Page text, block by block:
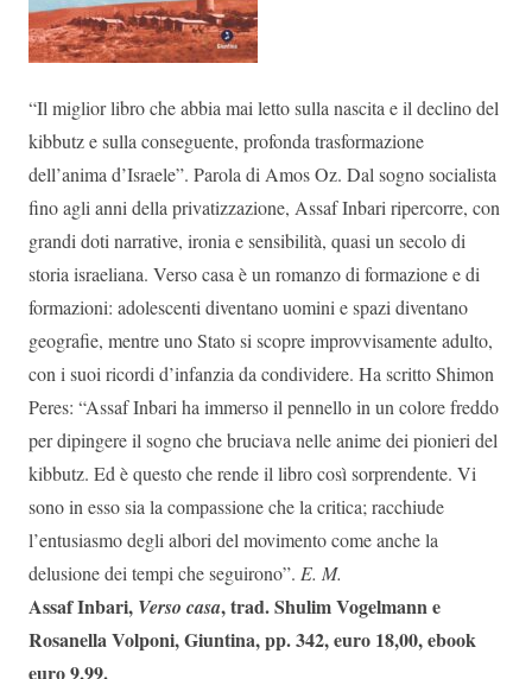
“Il miglior libro che abbia mai letto sulla nascita e il declino del
kibbutz e sulla conseguente, profonda trasformazione
dell’anima d’Israele”. Parola di Amos Oz. Dal sogno socialista
fino agli anni della privatizzazione, Assaf Inbari ripercorre, con
grandi doti narrative, ironia e sensibilità, quasi un secolo di
storia israeliana. Verso casa è un romanzo di formazione e di
formazioni: adolescenti diventano uomini e spazi diventano
geografie, mentre uno Stato si scopre improvvisamente adulto,
con i suoi ricordi d’infanzia da condividere. Ha scritto Shimon
Peres: “Assaf Inbari ha immerso il pennello in un colore freddo
per dipingere il sogno che bruciava nelle anime dei pionieri del
kibbutz. Ed è questo che rende il libro così sorprendente. Vi
sono in esso sia la compassione che la critica; racchiude
l’entusiasmo degli albori del movimento come anche la
delusione dei tempi che seguirono”. E. M.
Assaf Inbari, Verso casa, trad. Shulim Vogelmann e
Rosanella Volponi, Giuntina, pp. 342, euro 18,00, ebook
euro 9,99.